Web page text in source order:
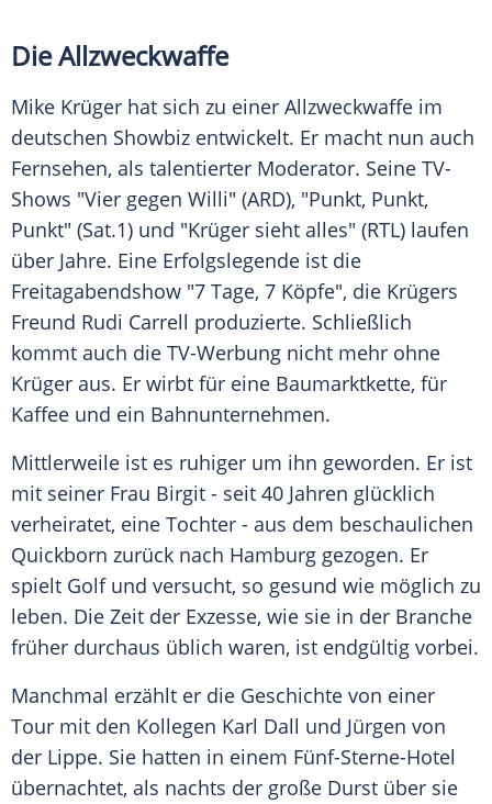
Die Allzweckwaffe
Mike Krüger hat sich zu einer Allzweckwaffe im
deutschen Showbiz entwickelt. Er macht nun auch
Fernsehen, als talentierter Moderator. Seine TV-
Shows "Vier gegen Willi" (ARD), "Punkt, Punkt,
Punkt" (Sat.1) und "Krüger sieht alles" (RTL) laufen
über Jahre. Eine Erfolgslegende ist die
Freitagabendshow "7 Tage, 7 Köpfe", die Krügers
Freund Rudi Carrell produzierte. Schließlich
kommt auch die TV-Werbung nicht mehr ohne
Krüger aus. Er wirbt für eine Baumarktkette, für
Kaffee und ein Bahnunternehmen.
Mittlerweile ist es ruhiger um ihn geworden. Er ist
mit seiner Frau Birgit - seit 40 Jahren glücklich
verheiratet, eine Tochter - aus dem beschaulichen
Quickborn zurück nach Hamburg gezogen. Er
spielt Golf und versucht, so gesund wie möglich zu
leben. Die Zeit der Exzesse, wie sie in der Branche
früher durchaus üblich waren, ist endgültig vorbei.
Manchmal erzählt er die Geschichte von einer
Tour mit den Kollegen Karl Dall und Jürgen von
der Lippe. Sie hatten in einem Fünf-Sterne-Hotel
übernachtet, als nachts der große Durst über sie